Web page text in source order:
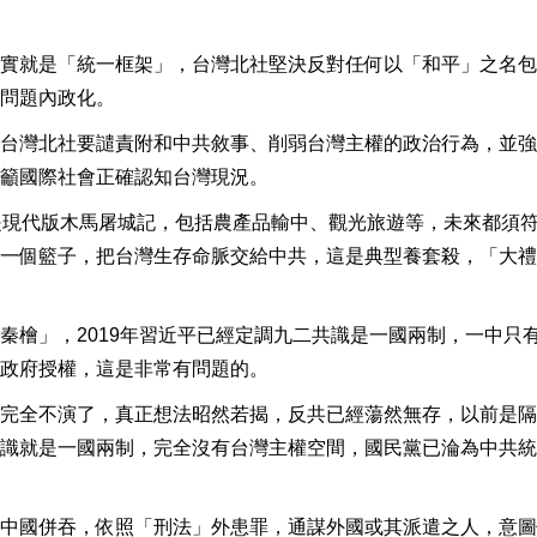
就是「統一框架」，台灣北社堅決反對任何以「和平」之名
題內政化。
灣北社要譴責附和中共敘事、削弱台灣主權的政治行為，並
國際社會正確認知台灣現況。
代版木馬屠城記，包括農產品輸中、觀光旅遊等，未來都須
個籃子，把台灣生存命脈交給中共，這是典型養套殺，「大
檜」，2019年習近平已經定調九二共識是一國兩制，一中只
府授權，這是非常有問題的。
全不演了，真正想法昭然若揭，反共已經蕩然無存，以前是
就是一國兩制，完全沒有台灣主權空間，國民黨已淪為中共
國併吞，依照「刑法」外患罪，通謀外國或其派遣之人，意